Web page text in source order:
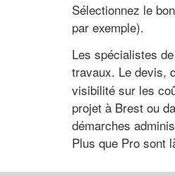
Sélectionnez le
par exemple).
Les spécialistes
travaux. Le devis,
visibilité sur les
projet à Brest ou
démarches
Plus que Pro sont